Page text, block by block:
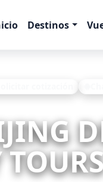
Destinos